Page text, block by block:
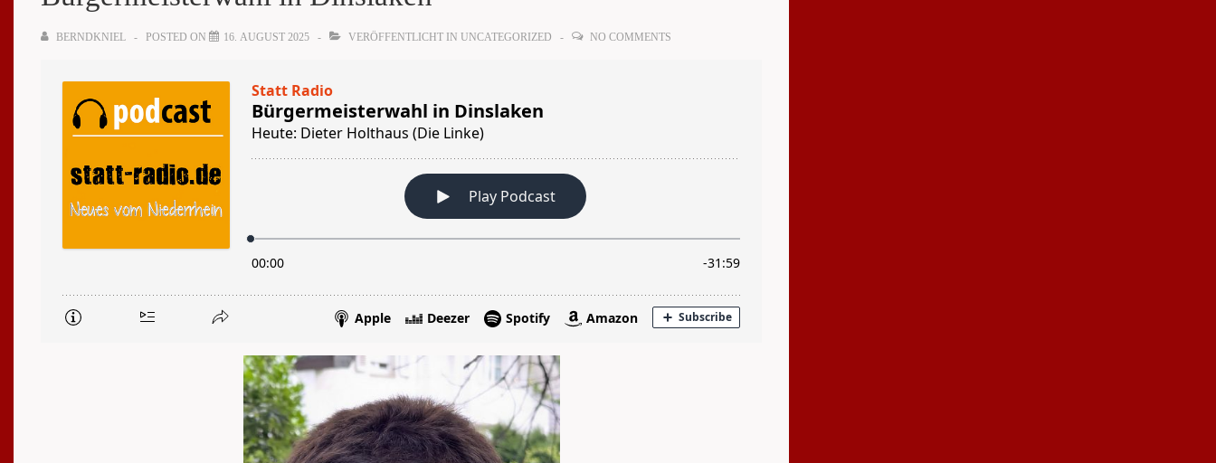
BERNDKNIEL POSTED ON 16. AUGUST 2025 VERÖFFENTLICHT IN UNCATEGORIZED NO COMMENTS